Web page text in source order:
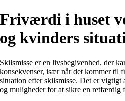
Friværdi i huset
og kvinders
Skilsmisse er en livsbegivenhed, der
konsekvenser, især når det kommer til
situation efter skilsmisse. Det er vigtigt
og muligheder for at sikre en retfærdig